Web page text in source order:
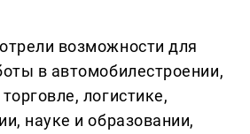
возможности для
в автомобилестроении,
логистике,
науке и образовании,